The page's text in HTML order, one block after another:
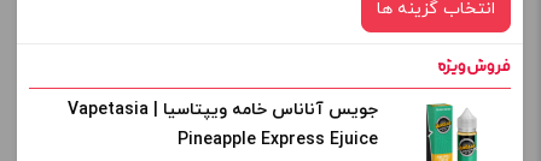
+
افزودن به سبد خرید
انتخاب گزینه ها
نیکوتین:
جویس آناناس خامه ویپتاسیا | Vapetasia
Pineapple Express Ejuice